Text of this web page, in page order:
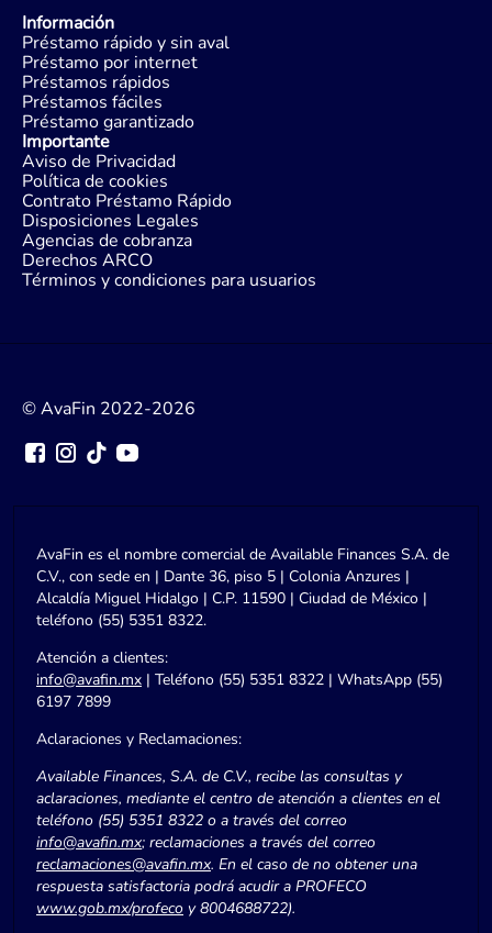
Información
Préstamo rápido y sin aval
Préstamo por internet
Préstamos rápidos
Préstamos fáciles
Préstamo garantizado
Importante
Aviso de Privacidad
Política de cookies
Contrato Préstamo Rápido
Disposiciones Legales
Agencias de cobranza
Derechos ARCO
Términos y condiciones para usuarios
© AvaFin 2022-2026
AvaFin es el nombre comercial de Available Finances S.A. de
C.V., con sede en | Dante 36, piso 5 | Colonia Anzures |
Alcaldía Miguel Hidalgo | C.P. 11590 | Ciudad de México |
teléfono (55) 5351 8322.
Atención a clientes:
info@avafin.mx | Teléfono (55) 5351 8322 | WhatsApp (55)
6197 7899
Aclaraciones y Reclamaciones:
Available Finances, S.A. de C.V., recibe las consultas y
aclaraciones, mediante el centro de atención a clientes en el
teléfono (55) 5351 8322 o a través del correo
info@avafin.mx; reclamaciones a través del correo
reclamaciones@avafin.mx. En el caso de no obtener una
respuesta satisfactoria podrá acudir a PROFECO
www.gob.mx/profeco y 8004688722).